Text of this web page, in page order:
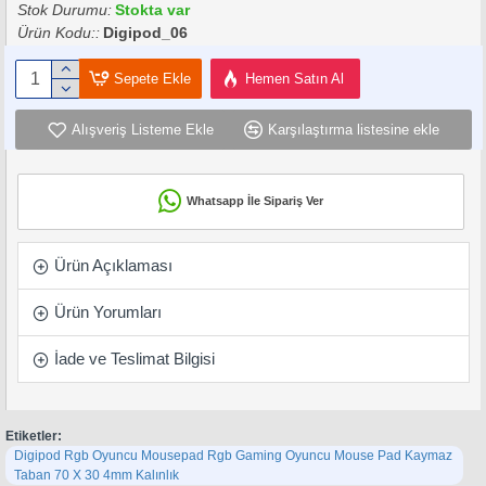
Ürün Açıklaması
Ürün Yorumları
İade ve Teslimat Bilgisi
Whatsapp İle Sipariş Ver
Stok Durumu:Stokta var
Ürün Kodu:: Digipod_06
Sepete Ekle Hemen Satın Al
Alışveriş Listeme Ekle Karşılaştırma listesine ekle
Etiketler:
Digipod Rgb Oyuncu Mousepad Rgb Gaming Oyuncu Mouse Pad Kaymaz
Taban 70 X 30 4mm Kalınlık